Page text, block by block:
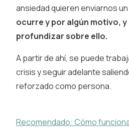
ansiedad quieren enviarnos
ocurre y por algún motivo,
profundizar sobre ello.
A partir de ahí, se puede
crisis y seguir adelante
reforzado como persona.
Recomendado: Cómo